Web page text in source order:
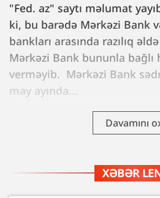
"Fed. az" saytı məlumat
ki, bu barədə Mərkəzi Bank
bankları arasında razılıq
Mərkəzi Bank bununla bağlı
verməyib. Mərkəzi Bank
may ayında...
Davamını
XƏBƏR